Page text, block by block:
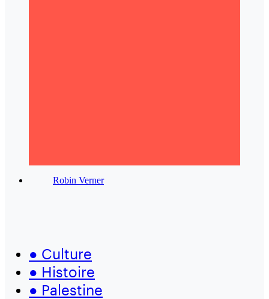
Robin Verner
● Culture
● Histoire
● Palestine